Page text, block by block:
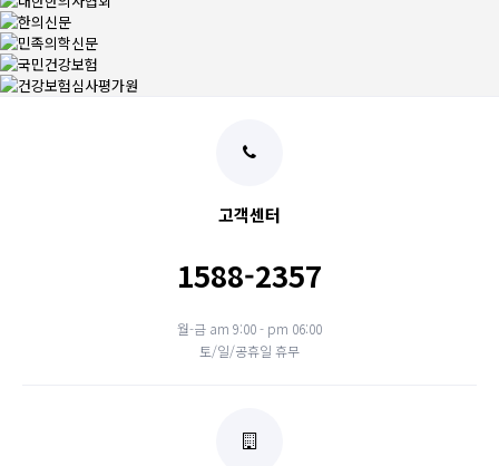
고객센터
1588-2357
월-금 am 9:00 - pm 06:00
토/일/공휴일 휴무